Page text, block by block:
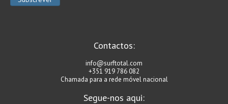
Contactos:
info@surftotal.com
+351 919 786 082
Chamada para a rede móvel nacional
Segue-nos aqui: